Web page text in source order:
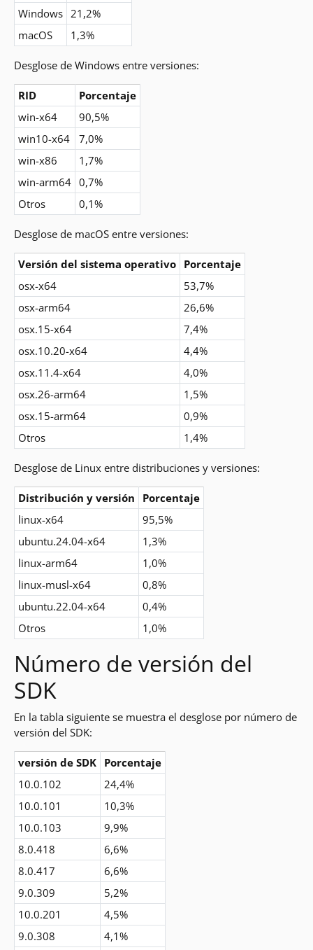
Windows 21,2%
macOS
1,3%
Desglose de Windows entre versiones:
RID
Porcentaje
win-x64
90,5%
win10-x64
7,0%
win-x86
1,7%
win-arm64 0,7%
Otros
0,1%
Desglose de macOS entre versiones:
Versión del sistema operativo
Porcentaje
osx-x64
53,7%
osx-arm64
26,6%
osx.15-x64
7,4%
osx.10.20-x64
4,4%
osx.11.4-x64
4,0%
osx.26-arm64
1,5%
osx.15-arm64
0,9%
Otros
1,4%
Desglose de Linux entre distribuciones y versiones:
Distribución y versión
Porcentaje
linux-x64
95,5%
ubuntu.24.04-x64
1,3%
linux-arm64
1,0%
linux-musl-x64
0,8%
ubuntu.22.04-x64
0,4%
Otros
1,0%
Número de versión del
SDK
En la tabla siguiente se muestra el desglose por número de
versión del SDK:
versión de SDK
Porcentaje
10.0.102
24,4%
10.0.101
10,3%
10.0.103
9,9%
8.0.418
6,6%
8.0.417
6,6%
9.0.309
5,2%
10.0.201
4,5%
9.0.308
4,1%